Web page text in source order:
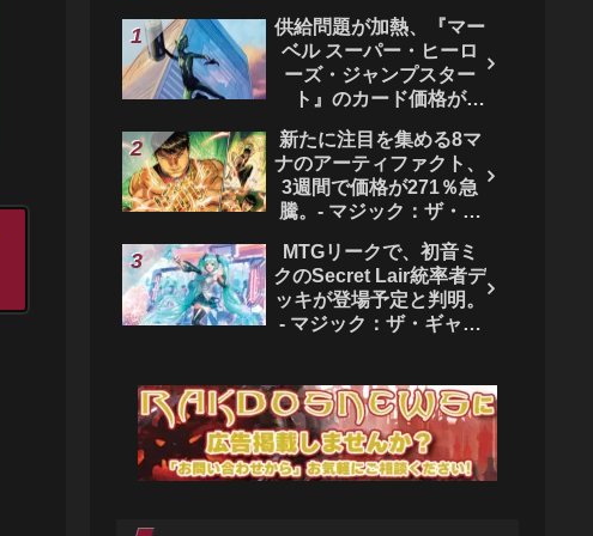
供給問題が加熱、『マー
ベル スーパー・ヒーロ
ーズ・ジャンプスター
ト』のカード価格が
ク：ザ・ギャザリング
新たに注目を集める8マ
ナのアーティファクト、
3週間で価格が271％急
騰。- マジック：ザ・ギ
MTGリークで、初音ミ
クのSecret Lair統率者デ
ッキが登場予定と判明。
- マジック：ザ・ギャザ